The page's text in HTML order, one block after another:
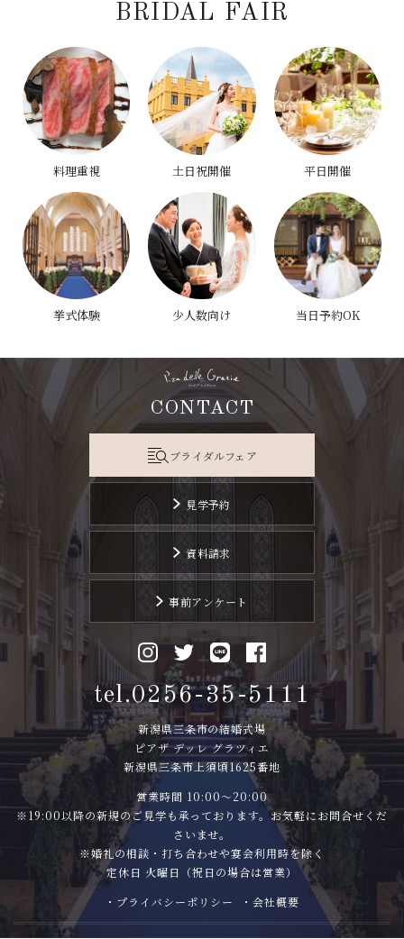
BRIDAL FAIR
料理重視 土日祝開催 平日開催
挙式体験 少人数向け 当日予約OK
CONTACT
ブライダルフェア
見学予約
資料請求
事前アンケート
tel.0256-35-5111
新潟県三条市の結婚式場
ピアザ デッレ グラツィエ
新潟県三条市上須頃1625番地
営業時間 10:00〜20:00
※19:00以降の新規のご見学も承っております。お気軽にお問合せくだ
さいませ。
※婚礼の相談・打ち合わせや宴会利用時を除く
定休日 火曜日（祝日の場合は営業）
・プライバシーポリシー
・会社概要